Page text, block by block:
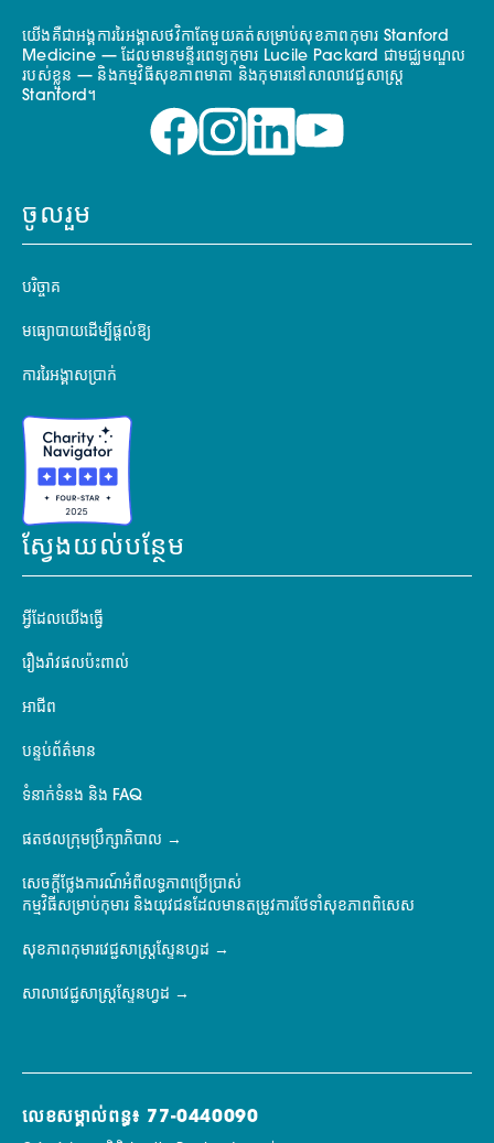
យើងគឺជាអង្គការរៃអង្គាសថវិកាតែមួយគត់សម្រាប់សុខភាពកុមារ Stanford
Medicine — ដែលមានមន្ទីរពេទ្យកុមារ Lucile Packard ជាមជ្ឈមណ្ឌល
របស់ខ្លួន — និងកម្មវិធីសុខភាពមាតា និងកុមារនៅសាលាវេជ្ជសាស្ត្រ
Stanford។
ចូលរួម
បរិច្ចាគ
មធ្យោបាយដើម្បីផ្តល់ឱ្យ
ការរៃអង្គាសប្រាក់
ស្វែងយល់បន្ថែម
អ្វីដែលយើងធ្វើ
រឿងរ៉ាវផលប៉ះពាល់
អាជីព
បន្ទប់ព័ត៌មាន
ទំនាក់ទំនង និង FAQ
ផតថលក្រុមប្រឹក្សាភិបាល
សេចក្តីថ្លែងការណ៍អំពីលទ្ធភាពប្រើប្រាស់
កម្មវិធីសម្រាប់កុមារ និងយុវជនដែលមានតម្រូវការថែទាំសុខភាពពិសេស
សុខភាពកុមារវេជ្ជសាស្ត្រស្ទែនហ្វដ
សាលាវេជ្ជសាស្ត្រស្ទែនហ្វដ
លេខសម្គាល់ពន្ធ៖ 77-0440090